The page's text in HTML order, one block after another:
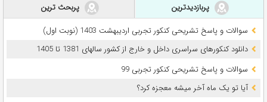
پربازدیدترین
پربحث ترین
سوالات و پاسخ تشریحی کنکور تجربی اردیبهشت 1403 (نوبت اول)
دانلود کنکورهای سراسری داخل و خارج از کشور سالهای 1381 تا 1405
سوالات و پاسخ تشریحی کنکور تجربی 99
آیا تو یک ماه آخر میشه معجزه کرد؟